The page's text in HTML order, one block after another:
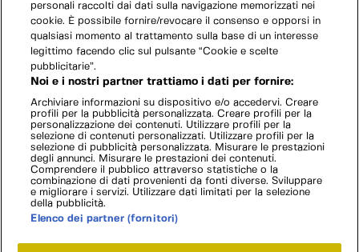
personali raccolti dai dati sulla navigazione memorizzati nei
cookie. È possibile fornire/revocare il consenso e opporsi in
qualsiasi momento al trattamento sulla base di un interesse
legittimo facendo clic sul pulsante “Cookie e scelte
pubblicitarie”.
Noi e i nostri partner trattiamo i dati per fornire:
Archiviare informazioni su dispositivo e/o accedervi. Creare
profili per la pubblicità personalizzata. Creare profili per la
personalizzazione dei contenuti. Utilizzare profili per la
selezione di contenuti personalizzati. Utilizzare profili per la
selezione di pubblicità personalizzata. Misurare le prestazioni
degli annunci. Misurare le prestazioni dei contenuti.
Comprendere il pubblico attraverso statistiche o la
combinazione di dati provenienti da fonti diverse. Sviluppare
e migliorare i servizi. Utilizzare dati limitati per la selezione
della pubblicità.
Elenco dei partner (fornitori)